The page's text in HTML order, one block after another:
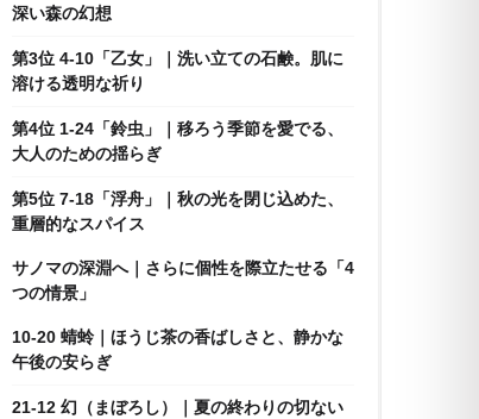
深い森の幻想
第3位 4-10「乙女」｜洗い立ての石鹸。肌に
溶ける透明な祈り
第4位 1-24「鈴虫」｜移ろう季節を愛でる、
大人のための揺らぎ
第5位 7-18「浮舟」｜秋の光を閉じ込めた、
重層的なスパイス
サノマの深淵へ｜さらに個性を際立たせる「4
つの情景」
10-20 蜻蛉｜ほうじ茶の香ばしさと、静かな
午後の安らぎ
21-12 幻（まぼろし）｜夏の終わりの切ない